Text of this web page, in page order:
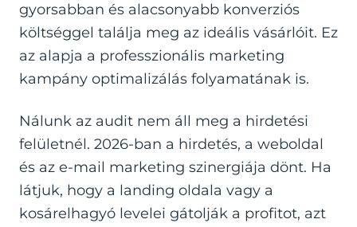
gyorsabban és alacsonyabb konverziós
költséggel találja meg az ideális vásárlóit. Ez
az alapja a professzionális marketing
kampány optimalizálás folyamatának is.
Nálunk az audit nem áll meg a hirdetési
felületnél. 2026-ban a hirdetés, a weboldal
és az e-mail marketing szinergiája dönt. Ha
látjuk, hogy a landing oldala vagy a
kosárelhagyó levelei gátolják a profitot, azt